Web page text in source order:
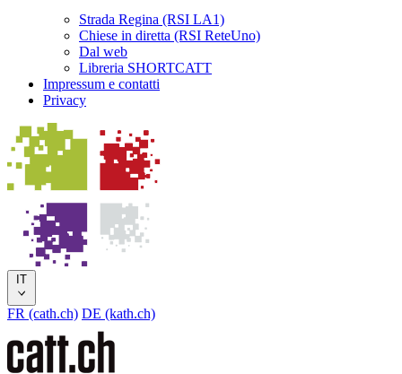
Strada Regina (RSI LA1)
Chiese in diretta (RSI ReteUno)
Dal web
Libreria SHORTCATT
Impressum e contatti
Privacy
IT
FR (cath.ch) DE (kath.ch)